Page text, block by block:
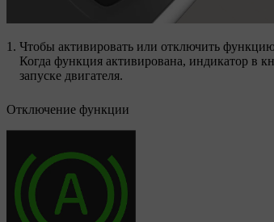
Чтобы активировать или отключить
Когда функция активирована, индикатор в
запуске двигателя.
Отключение функции